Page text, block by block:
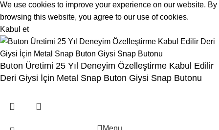
We use cookies to improve your experience on our website. By
browsing this website, you agree to our use of cookies.
Kabul et
Buton Üretimi 25 Yıl Deneyim Özelleştirme Kabul Edilir
Deri Giysi İçin Metal Snap Buton Giysi Snap Butonu
Menu